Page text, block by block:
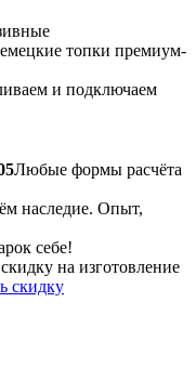
топки премиум-
и подключаем
Любые формы расчёта
наследие. Опыт,
себе!
на изготовление
скидку